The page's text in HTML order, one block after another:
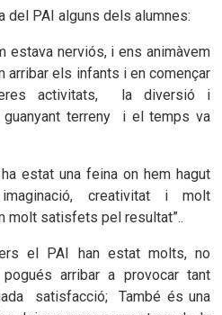
del PAI alguns dels alumnes:
estava nerviós, i ens animàvem
arribar els infants i en començar
activitats, la diversió i
guanyant terreny i el temps va
estat una feina on hem hagut
creativitat i molt
molt satisfets pel resultat”..
el PAI han estat molts, no
arribar a provocar tant
satisfacció; També és una